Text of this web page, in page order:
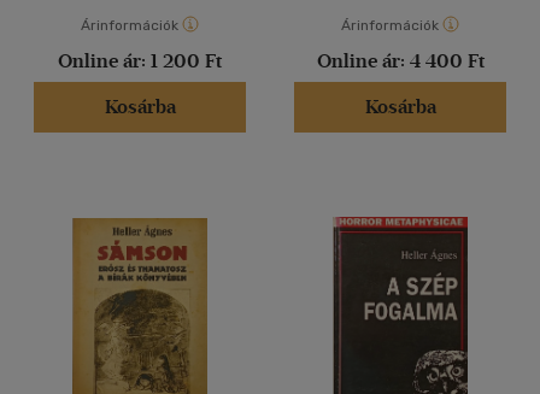
Árinformációk
Online ár: 1 200 Ft
Kosárba
Árinformációk
Online ár: 4 400 Ft
Kosárba